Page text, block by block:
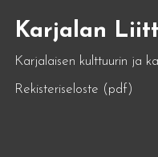
Karjalan
Karjalaisen kulttuurin ja
Rekisteriseloste (pdf)